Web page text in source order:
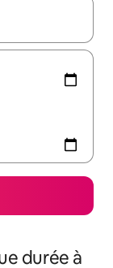
flèches vers le
durée à